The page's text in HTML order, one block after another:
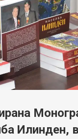
Илинден,